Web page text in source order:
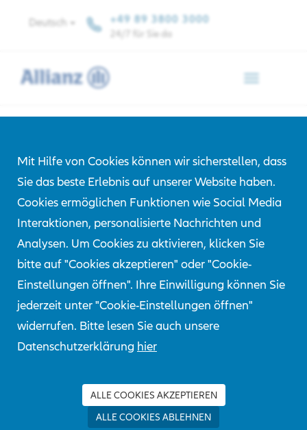
Mit Hilfe von Cookies können wir sicherstellen, dass
Sie das beste Erlebnis auf unserer Website haben.
Cookies ermöglichen Funktionen wie Social Media
Interaktionen, personalisierte Nachrichten und
Analysen. Um Cookies zu aktivieren, klicken Sie
bitte auf "Cookies akzeptieren" oder "Cookie-
Einstellungen öffnen". Ihre Einwilligung können Sie
jederzeit unter "Cookie-Einstellungen öffnen"
widerrufen. Bitte lesen Sie auch unsere
Datenschutzerklärung hier
ALLE COOKIES AKZEPTIEREN
ALLE COOKIES ABLEHNEN
Deutsch +49 89 3800 3000
24/7 für Sie da
Jubiläumsbroschüre
80 Jahre
Allianz Center for Technology 80th Anniversary
© Allianz